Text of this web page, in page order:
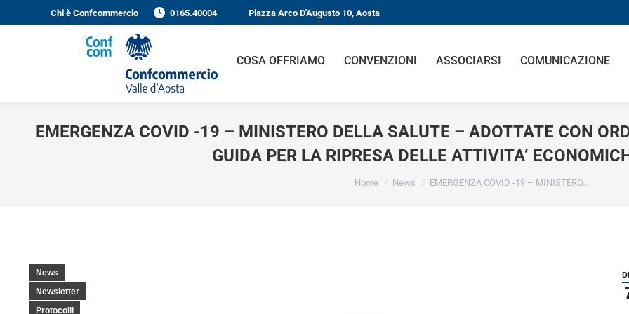
Chi è Confcommercio 0165.40004 Piazza Arco D'Augusto 10, Aosta
COSA OFFRIAMO CONVENZIONI ASSOCIARSI COMUNICAZIONE
EMERGENZA COVID -19 – MINISTERO DELLA SALUTE – ADOTTATE CON
GUIDA PER LA RIPRESA DELLE ATTIVITA’
Home News EMERGENZA COVID -19 – MINISTERO…
7
News
Newsletter
Protocolli